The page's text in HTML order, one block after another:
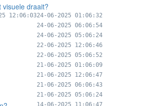
draait?
24-06-2025 01:06:32
12:06:03
24-06-2025 06:06:54
24-06-2025 05:06:24
22-06-2025 12:06:46
22-06-2025 05:06:52
21-06-2025 01:06:09
21-06-2025 12:06:47
21-06-2025 06:06:43
21-06-2025 05:06:24
14-06-2025 11:06:47